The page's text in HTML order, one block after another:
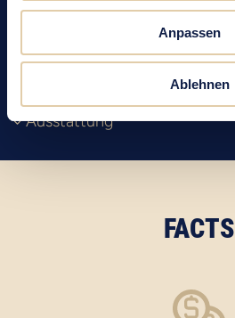
Anpassen
Ablehnen
ab CHF 1090.–/Monat
Facts
Ausstattung
FACTS